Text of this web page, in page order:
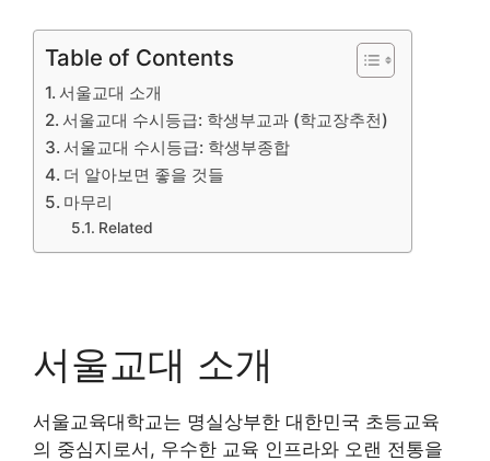
Table of Contents
서울교대 소개
서울교대 수시등급: 학생부교과 (학교장추천)
서울교대 수시등급: 학생부종합
더 알아보면 좋을 것들
마무리
Related
서울교대 소개
서울교육대학교는 명실상부한 대한민국 초등교육
의 중심지로서, 우수한 교육 인프라와 오랜 전통을